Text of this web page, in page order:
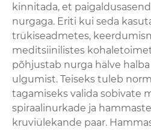
kinnitada, et
nurgaga. Eriti kui seda
trükiseadmetes,
meditsiinilistes
põhjustab nurga hälve
ulgumist. Teiseks tuleb
tagamiseks valida sobivate
spiraalinurkade ja
kruviülekande paar.